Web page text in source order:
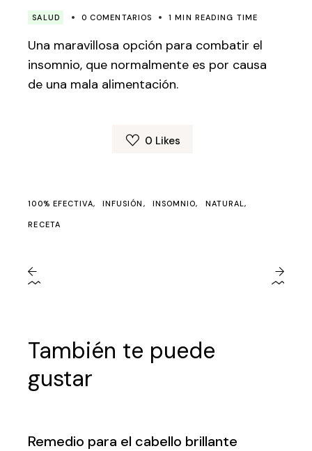
SALUD 0 COMENTARIOS 1 MIN READING TIME
Una maravillosa opción para combatir el
insomnio, que normalmente es por causa
de una mala alimentación.
0 Likes
100% EFECTIVA INFUSIÓN INSOMNIO NATURAL
RECETA
También te puede
gustar
Remedio para el cabello brillante